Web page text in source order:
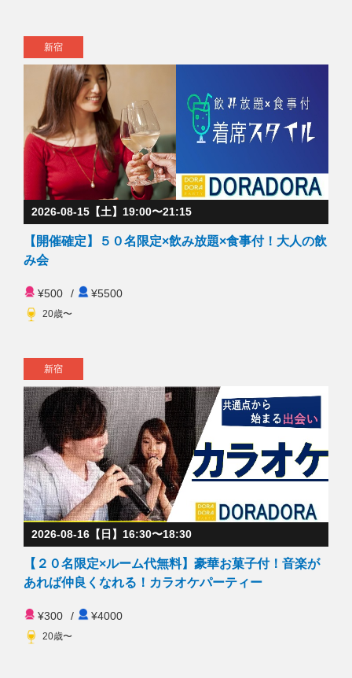
新宿
2026-08-15【土】19:00〜21:15
【開催確定】５０名限定×飲み放題×食事付！大人の飲
み会
¥500 / ¥5500
20歳〜
新宿
2026-08-16【日】16:30〜18:30
【２０名限定×ルーム代無料】豪華お菓子付！音楽が
あれば仲良くなれる！カラオケパーティー
¥300 / ¥4000
20歳〜